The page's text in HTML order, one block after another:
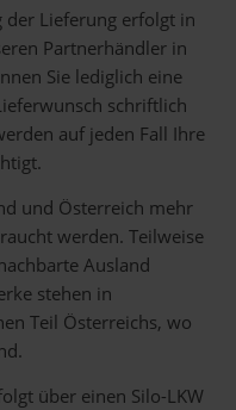
der Lieferung erfolgt in
Partnerhändler in
Sie lediglich eine
schriftlich
auf jeden Fall Ihre
und Österreich mehr
werden. Teilweise
Ausland
stehen in
Teil Österreichs, wo
über einen Silo-LKW